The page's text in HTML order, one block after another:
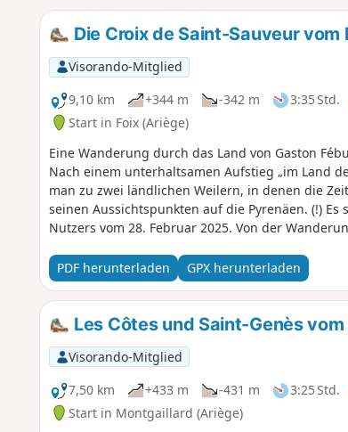
Die Croix de Saint-Sauveur vom
Visorando-Mitglied
9,10 km
+344 m -342 m 3:35 Std.
Start in Foix (Ariège)
Eine Wanderung durch das Land von Gaston
Nach einem unterhaltsamen Aufstieg „im Land
man zu zwei ländlichen Weilern, in denen die
seinen Aussichtspunkten auf die Pyrenäen. (!)
Nutzers vom 28. Februar 2025. Von der
PDF herunterladen GPX herunterladen
Les Côtes und Saint-Genès
Visorando-Mitglied
7,50 km
+433 m -431 m 3:25 Std.
Start in Montgaillard (Ariège)